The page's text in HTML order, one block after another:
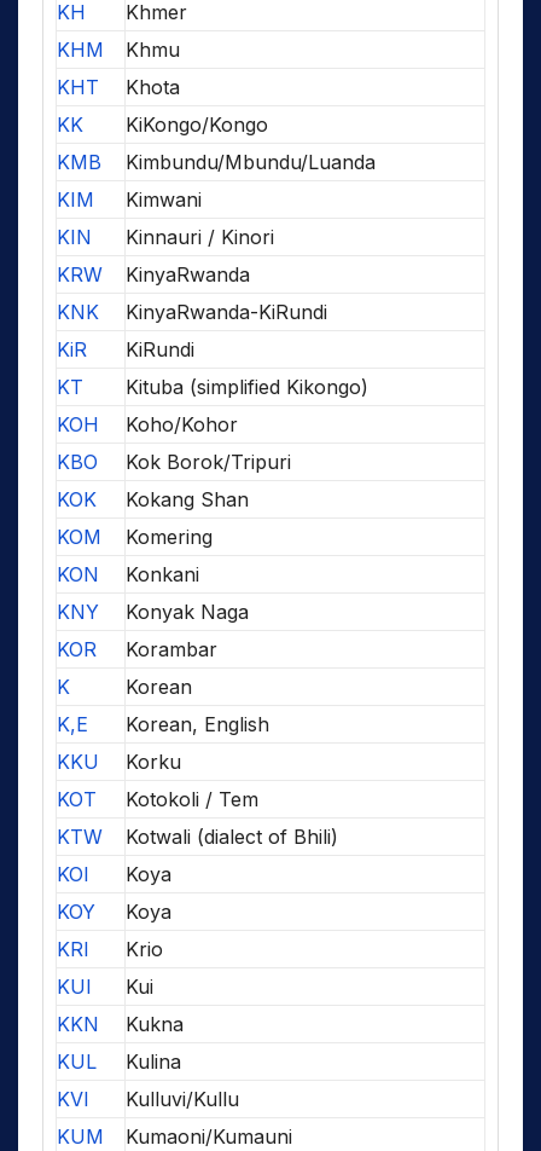
KH
Khmer
KHM
Khmu
KHT
Khota
KK
KiKongo/Kongo
KMB
Kimbundu/Mbundu/Luanda
KIM
Kimwani
KIN
Kinnauri / Kinori
KRW
KinyaRwanda
KNK
KinyaRwanda-KiRundi
KiR
KiRundi
KT
Kituba (simplified Kikongo)
KOH
Koho/Kohor
KBO
Kok Borok/Tripuri
KOK
Kokang Shan
KOM
Komering
KON
Konkani
KNY
Konyak Naga
KOR
Korambar
K
Korean
K,E
Korean, English
KKU
Korku
KOT
Kotokoli / Tem
KTW
Kotwali (dialect of Bhili)
KOI
Koya
KOY
Koya
KRI
Krio
KUI
Kui
KKN
Kukna
KUL
Kulina
KVI
Kulluvi/Kullu
KUM
Kumaoni/Kumauni